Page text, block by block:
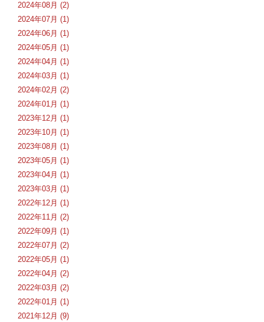
2024年08月 (2)
2024年07月 (1)
2024年06月 (1)
2024年05月 (1)
2024年04月 (1)
2024年03月 (1)
2024年02月 (2)
2024年01月 (1)
2023年12月 (1)
2023年10月 (1)
2023年08月 (1)
2023年05月 (1)
2023年04月 (1)
2023年03月 (1)
2022年12月 (1)
2022年11月 (2)
2022年09月 (1)
2022年07月 (2)
2022年05月 (1)
2022年04月 (2)
2022年03月 (2)
2022年01月 (1)
2021年12月 (9)